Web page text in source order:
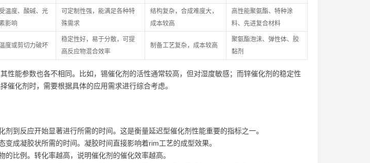
温度、酸碱、光
影响
可定制性强，能满足各种特
殊需求
结构复杂，合成难度大，
成本较高
高性能聚氨酯、特种涂
料、先进复合材料
度或剪切力破坏
稳定性好，易于分散，可提
高反应物混合效率
制备工艺复杂，成本较高
聚氨酯泡沫、弹性体、胶
黏剂
性能参数也各不相同。比如，锡催化剂的活性通常较高，但对湿度敏感；而锌催化剂的稳定性
催化剂时，需要根据具体的应用需求进行综合考虑。
剂到反应开始显著进行所需的时间。这是衡量延迟型催化剂性能重要的指标之一。
变成凝胶状所需的时间。凝胶时间直接影响着rim工艺的成型效果。
的比例。转化率越高，说明催化剂的催化效率越高。